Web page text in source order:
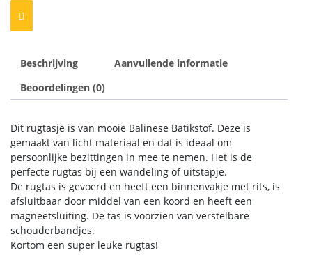
Beschrijving
Aanvullende informatie
Beoordelingen (0)
Dit rugtasje is van mooie Balinese Batikstof. Deze is
gemaakt van licht materiaal en dat is ideaal om
persoonlijke bezittingen in mee te nemen. Het is de
perfecte rugtas bij een wandeling of uitstapje.
De rugtas is gevoerd en heeft een binnenvakje met rits, is
afsluitbaar door middel van een koord en heeft een
magneetsluiting. De tas is voorzien van verstelbare
schouderbandjes.
Kortom een super leuke rugtas!